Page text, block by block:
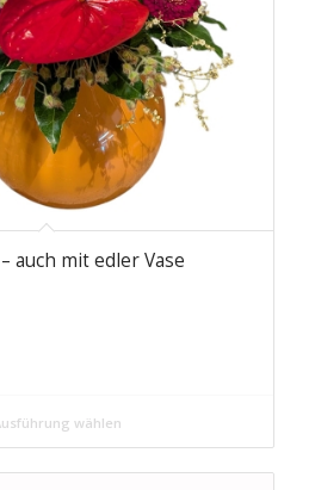
auch mit edler Vase
wählen